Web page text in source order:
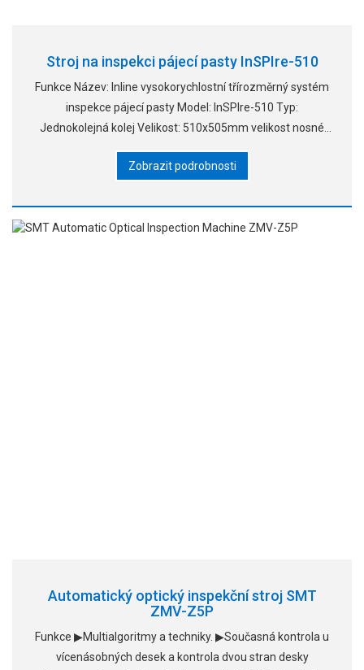
Stroj na inspekci pájecí pasty InSPIre-510
Funkce Název: Inline vysokorychlostní třírozměrný systém
inspekce pájecí pasty Model: InSPIre-510 Typ:
Jednokolejná kolej Velikost: 510x505mm velikost nosné
Zobrazit podrobnosti
Automatický optický inspekční stroj SMT
ZMV-Z5P
Funkce ▶Multialgoritmy a techniky. ▶Současná kontrola u
vícenásobných desek a kontrola dvou stran desky